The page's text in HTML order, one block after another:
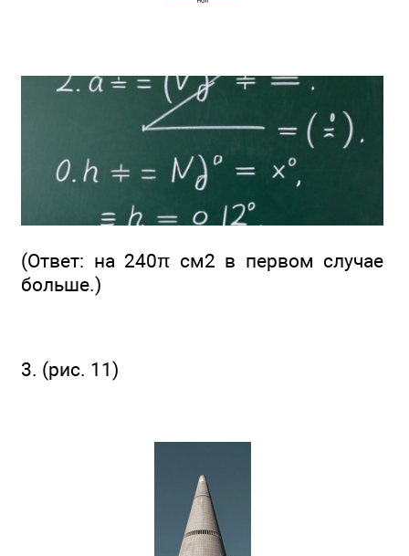
(Ответ: на 240π см2 в первом случае
больше.)
3. (рис. 11)